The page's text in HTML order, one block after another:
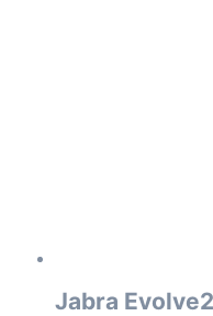
Jabra